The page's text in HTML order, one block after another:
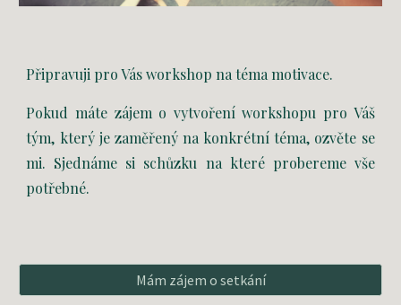
Připravuji pro Vás workshop na téma motivace.
Pokud máte zájem o vytvoření workshopu pro Váš
tým, který je zaměřený na konkrétní téma, ozvěte se
mi. Sjednáme si schůzku na které probereme vše
potřebné.
Mám zájem o setkání